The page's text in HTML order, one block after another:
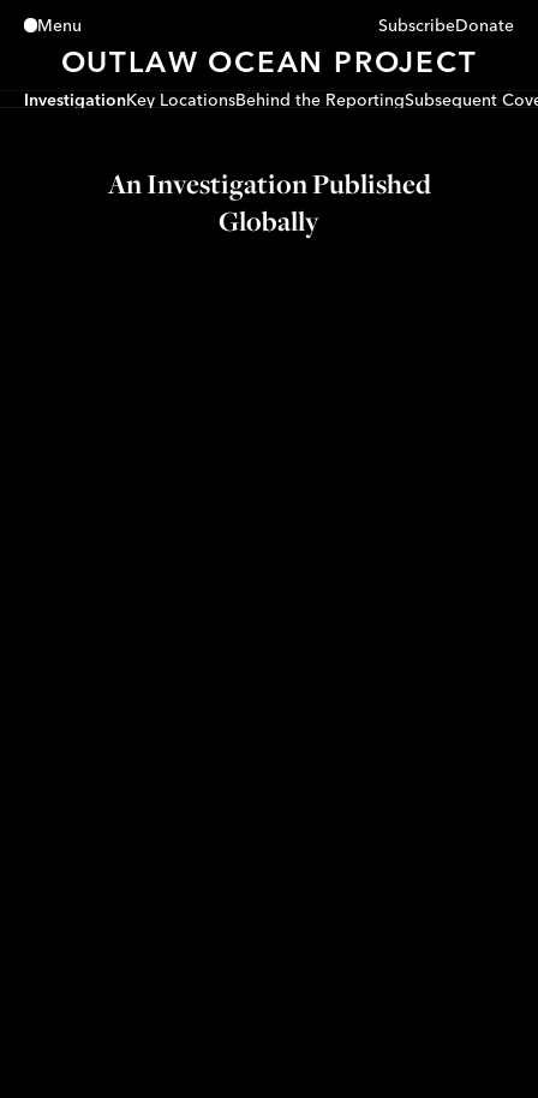
Menu
Close
OUTLAW OCEAN PROJECT
SubscribeDonate
InvestigationKey LocationsBehind the ReportingSubsequent
An Investigation Published
Globally